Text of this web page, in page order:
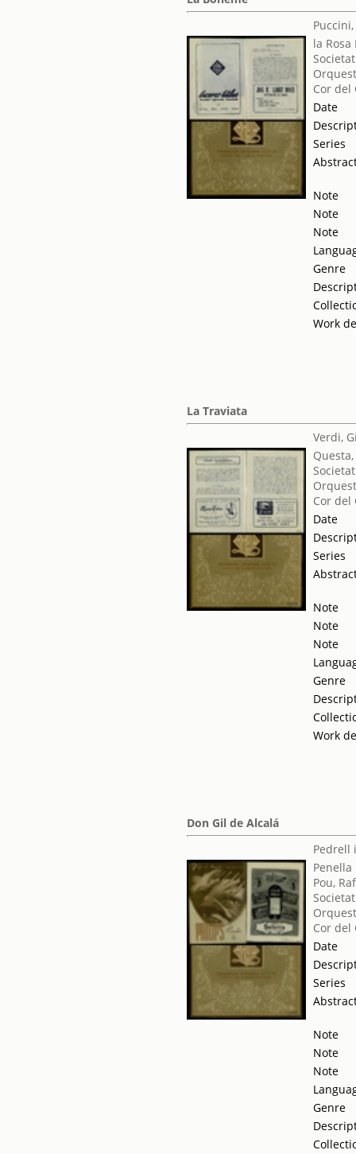
la
Cor del
Date
Series
Note
Note
Note
Genre
Work
La Traviata
Verdi,
Cor del
Date
Series
Note
Note
Note
Genre
Work
Don Gil de Alcalá
Pedrell
Pou,
Cor del
Date
Series
Note
Note
Note
Genre